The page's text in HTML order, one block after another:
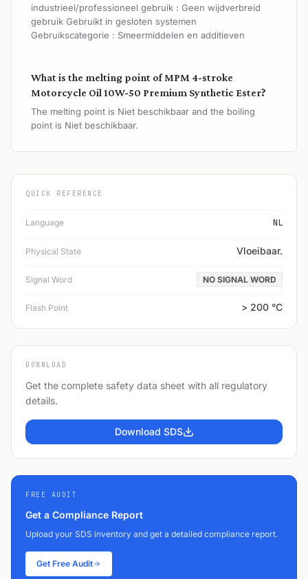
industrieel/professioneel gebruik : Geen wijdverbreid
gebruik Gebruikt in gesloten systemen
Gebruikscategorie : Smeermiddelen en additieven
What is the melting point of MPM 4-stroke
Motorcycle Oil 10W-50 Premium Synthetic Ester?
The melting point is Niet beschikbaar and the boiling
point is Niet beschikbaar.
QUICK REFERENCE
Language NL
Physical State Vloeibaar.
Signal Word NO SIGNAL WORD
Flash Point > 200 °C
DOWNLOAD
Get the complete safety data sheet with all regulatory
details.
Download SDS
FREE AUDIT
Get a Compliance Report
Upload your SDS inventory and get a detailed compliance report.
Get Free Audit